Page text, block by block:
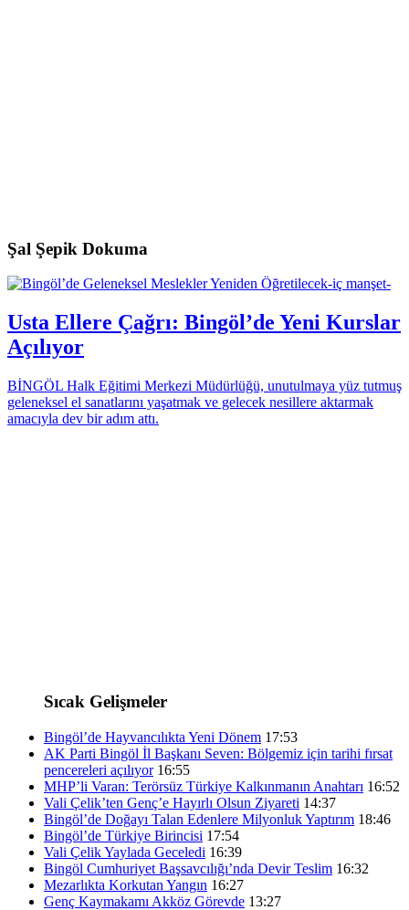
Şal Şepik Dokuma
Usta Ellere Çağrı: Bingöl’de Yeni Kurslar
Açılıyor
BİNGÖL Halk Eğitimi Merkezi Müdürlüğü, unutulmaya yüz tutmuş
geleneksel el sanatlarını yaşatmak ve gelecek nesillere aktarmak
amacıyla dev bir adım attı.
Sıcak Gelişmeler
Bingöl’de Hayvancılıkta Yeni Dönem 17:53
AK Parti Bingöl İl Başkanı Seven: Bölgemiz için tarihi fırsat
pencereleri açılıyor 16:55
MHP’li Varan: Terörsüz Türkiye Kalkınmanın Anahtarı 16:52
Vali Çelik’ten Genç’e Hayırlı Olsun Ziyareti 14:37
Bingöl’de Doğayı Talan Edenlere Milyonluk Yaptırım 18:46
Bingöl’de Türkiye Birincisi 17:54
Vali Çelik Yaylada Geceledi 16:39
Bingöl Cumhuriyet Başsavcılığı’nda Devir Teslim 16:32
Mezarlıkta Korkutan Yangın 16:27
Genç Kaymakamı Akköz Görevde 13:27